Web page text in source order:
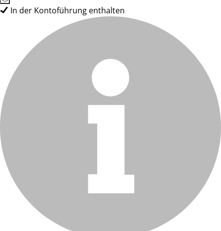
In der Kontoführung enthalten